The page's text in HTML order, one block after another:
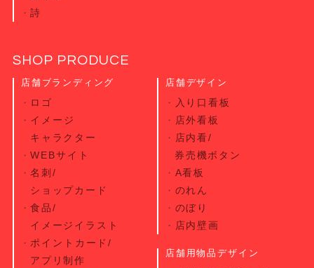
詩
SHOP PRODUCE
店舗ブランディング
ロゴ
イメージ
キャラクター
WEBサイト
名刺/
ショップカード
食品/
イメージイラスト
ポイントカード/
アプリ制作
店舗デザイン
入り口看板
店外看板
店内看/
券売機ボタン
A看板
のれん
のぼり
店内壁画
店舗用物品デザイン